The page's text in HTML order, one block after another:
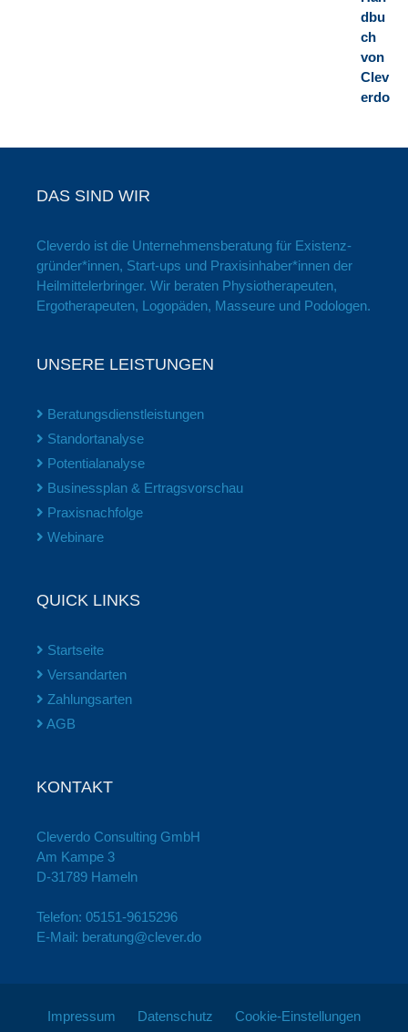
DAS SIND WIR
Cleverdo ist die Unter­nehmens­beratung für Existenz­
gründer*innen, Start-ups und Praxis­inhaber*innen der
Heil­mittel­erbringer. Wir beraten Physio­therapeuten,
Ergo­therapeuten, Logopäden, Masseure und Podologen.
UNSERE LEISTUNGEN
Beratungsdienstleistungen
Standortanalyse
Potentialanalyse
Businessplan & Ertragsvorschau
Praxisnachfolge
Webinare
QUICK LINKS
Startseite
Versandarten
Zahlungsarten
AGB
KONTAKT
Cleverdo Consulting GmbH
Am Kampe 3
D-31789 Hameln
Telefon: 05151-9615296
E-Mail: beratung@clever.do
Impressum Datenschutz Cookie-Einstellungen